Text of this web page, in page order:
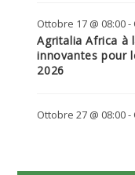
Ottobre 17 @ 08:00-
Agritalia Africa à
innovantes pour
2026
Ottobre 27 @ 08:00-